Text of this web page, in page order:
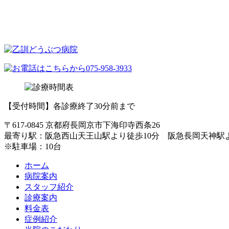
【受付時間】各診療終了30分前まで
〒617-0845 京都府長岡京市下海印寺西条26
最寄り駅：阪急西山天王山駅より徒歩10分 阪急長岡天神駅
※駐車場：10台
ホーム
病院案内
スタッフ紹介
診療案内
料金表
症例紹介